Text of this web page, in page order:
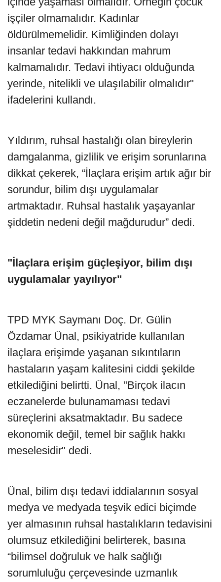
işçiler olmamalıdır. Kadınlar
öldürülmemelidir. Kimliğinden dolayı
insanlar tedavi hakkından mahrum
kalmamalıdır. Tedavi ihtiyacı olduğunda
yerinde, nitelikli ve ulaşılabilir olmalıdır"
ifadelerini kullandı.
Yıldırım, ruhsal hastalığı olan bireylerin
damgalanma, gizlilik ve erişim sorunlarına
dikkat çekerek, “İlaçlara erişim artık ağır bir
sorundur, bilim dışı uygulamalar
artmaktadır. Ruhsal hastalık yaşayanlar
şiddetin nedeni değil mağdurudur” dedi.
"İlaçlara erişim güçleşiyor, bilim dışı
uygulamalar yayılıyor"
TPD MYK Saymanı Doç. Dr. Gülin
Özdamar Ünal, psikiyatride kullanılan
ilaçlara erişimde yaşanan sıkıntıların
hastaların yaşam kalitesini ciddi şekilde
etkilediğini belirtti. Ünal, "Birçok ilacın
eczanelerde bulunamaması tedavi
süreçlerini aksatmaktadır. Bu sadece
ekonomik değil, temel bir sağlık hakkı
meselesidir" dedi.
Ünal, bilim dışı tedavi iddialarının sosyal
medya ve medyada teşvik edici biçimde
yer almasının ruhsal hastalıkların tedavisini
olumsuz etkilediğini belirterek, basına
“bilimsel doğruluk ve halk sağlığı
sorumluluğu çerçevesinde uzmanlık